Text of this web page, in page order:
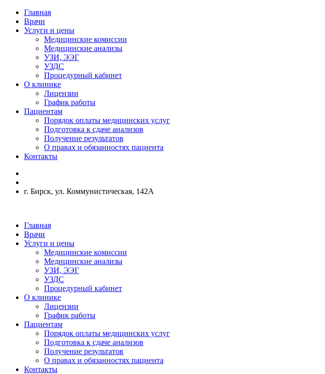
Главная
Врачи
Услуги и цены
Медицинские комиссии
Медицинские анализы
УЗИ, ЭЭГ
УЗДС
Процедурный кабинет
О клинике
Лицензии
График работы
Пациентам
Порядок оплаты медицинских услуг
Подготовка к сдаче анализов
Получение результатов
О правах и обязанностях пациента
Контакты
г. Бирск, ул. Коммунистическая, 142А
Главная
Врачи
Услуги и цены
Медицинские комиссии
Медицинские анализы
УЗИ, ЭЭГ
УЗДС
Процедурный кабинет
О клинике
Лицензии
График работы
Пациентам
Порядок оплаты медицинских услуг
Подготовка к сдаче анализов
Получение результатов
О правах и обязанностях пациента
Контакты